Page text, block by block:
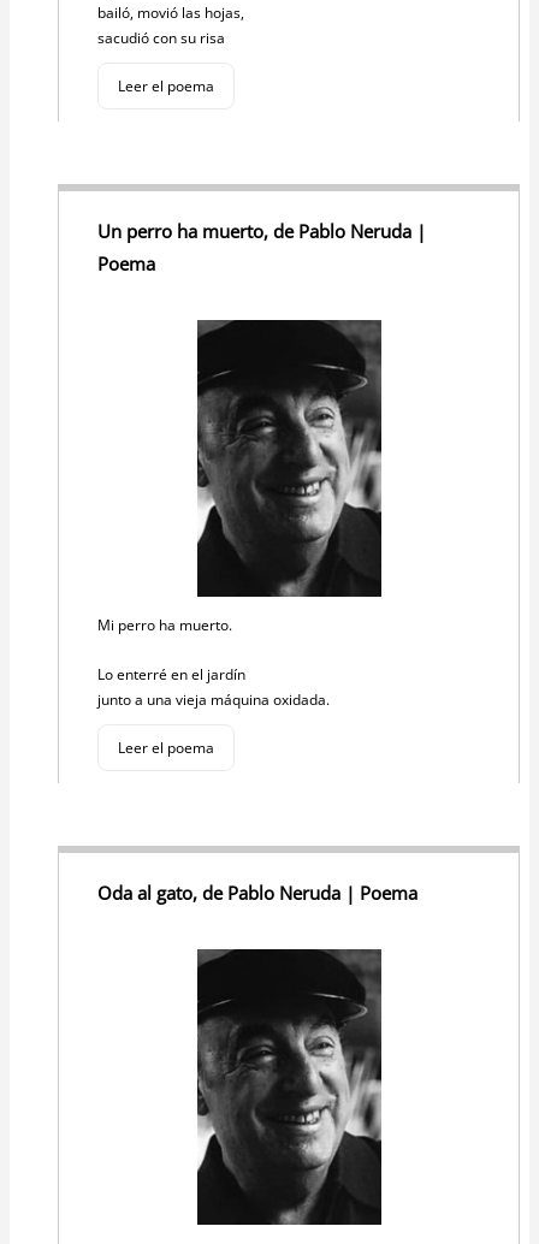
bailó, movió las hojas,
sacudió con su risa
Leer el poema
Un perro ha muerto, de Pablo Neruda |
Poema
Mi perro ha muerto.
Lo enterré en el jardín
junto a una vieja máquina oxidada.
Leer el poema
Oda al gato, de Pablo Neruda | Poema